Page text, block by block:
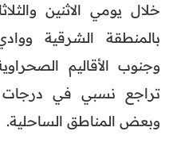
خلال يومي الاثنين
بالمنطقة الشرقية
وجنوب الأقاليم
تراجع نسبي في درجات
وبعض المناطق الساحلية.